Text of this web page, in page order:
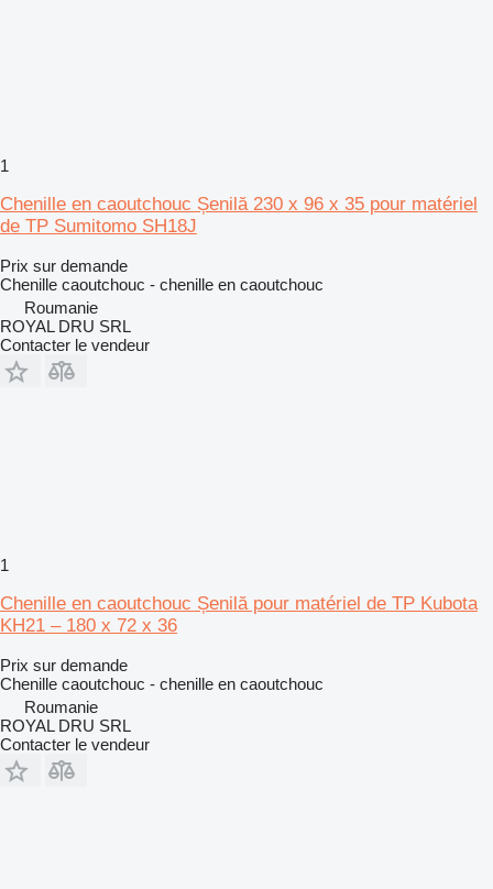
1
Chenille en caoutchouc Șenilă 230 x 96 x 35 pour matériel
de TP Sumitomo SH18J
Prix sur demande
Chenille caoutchouc - chenille en caoutchouc
Roumanie
ROYAL DRU SRL
Contacter le vendeur
1
Chenille en caoutchouc Șenilă pour matériel de TP Kubota
KH21 – 180 x 72 x 36
Prix sur demande
Chenille caoutchouc - chenille en caoutchouc
Roumanie
ROYAL DRU SRL
Contacter le vendeur